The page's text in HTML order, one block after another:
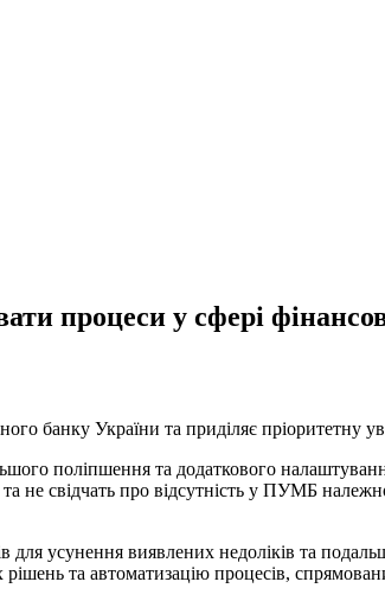
процеси у сфері
банку України та приділяє пріоритетну
поліпшення та додаткового
не свідчать про відсутність у ПУМБ
усунення виявлених недоліків та
рішень та автоматизацію процесів,